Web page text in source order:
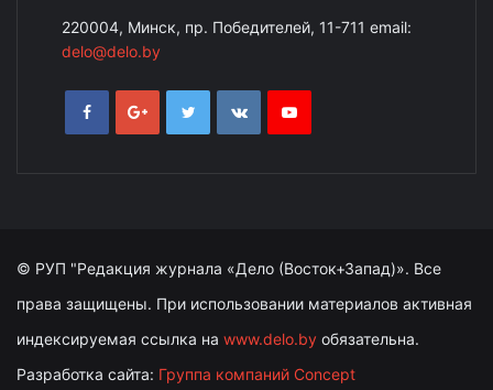
220004, Минск, пр. Победителей, 11-711 email:
delo@delo.by
© РУП "Редакция журнала «Дело (Восток+Запад)». Все
права защищены. При использовании материалов активная
индексируемая ссылка на www.delo.by обязательна.
Разработка сайта: Группа компаний Concept